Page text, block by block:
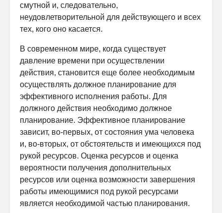
смутной и, следовательно,
неудовлетворительной для действующего и всех
тех, кого оно касается.
В современном мире, когда существует
давление времени при осуществлении
действия, становится еще более необходимым
осуществлять должное планирование для
эффективного исполнения работы. Для
должного действия необходимо должное
планирование. Эффективное планирование
зависит, во-первых, от состояния ума человека
и, во-вторых, от обстоятельств и имеющихся под
рукой ресурсов. Оценка ресурсов и оценка
вероятности получения дополнительных
ресурсов или оценка возможности завершения
работы имеющимися под рукой ресурсами
является необходимой частью планирования.